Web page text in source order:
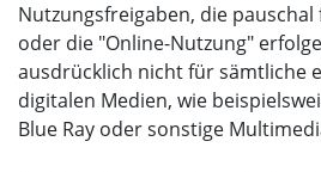
Nutzungsfreigaben, die
oder die "Online-Nutzung"
ausdrücklich nicht für sämtliche
digitalen Medien, wie
Blue Ray oder sonstige